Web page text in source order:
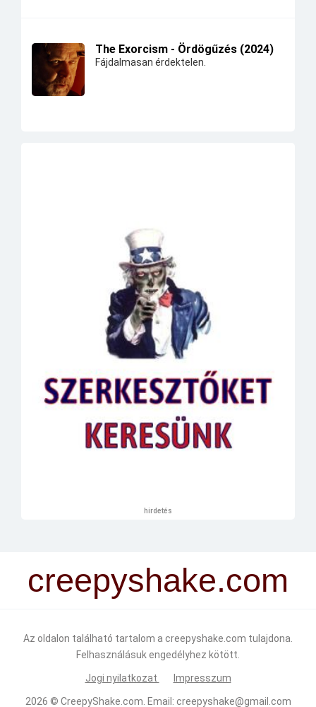
The Exorcism - Ördögűzés (2024)
Fájdalmasan érdektelen.
hirdetés
creepyshake.com
Az oldalon található tartalom a creepyshake.com tulajdona.
Felhasználásuk engedélyhez kötött.
Jogi nyilatkozat Impresszum
2026 © CreepyShake.com . Email: creepyshake@gmail.com